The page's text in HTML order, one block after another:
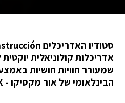
אדריכלות קולוניאלית
שמעורר חוויות חושיות
הבינלאומי של אור מקסיקו - FILUX".